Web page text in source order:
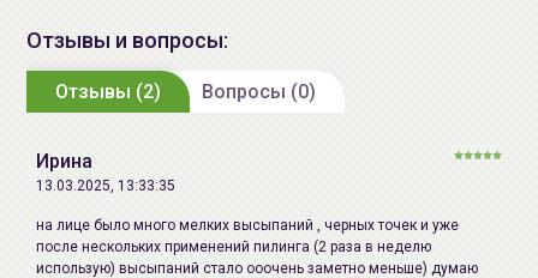
Срок годности:
годен до: 09-2026 2 года с даты
производства
Производитель:
Железнодорожный д.45, литера
Д, помещ.16, тел.8-800-250-56-58
Отзывы и вопросы:
Отзывы (2) Вопросы (0)
Ирина
13.03.2025, 13:33:35
на лице было много мелких высыпаний , черных точек и уже
после нескольких применений пилинга (2 раза в неделю
использую) высыпаний стало ооочень заметно меньше) думаю